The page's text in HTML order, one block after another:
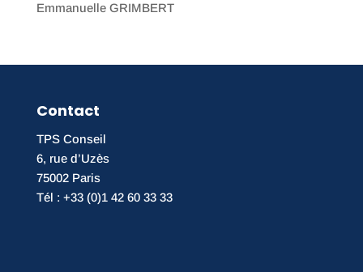
Emmanuelle GRIMBERT
Contact
TPS Conseil
6, rue d’Uzès
75002 Paris
Tél : +33 (0)1 42 60 33 33